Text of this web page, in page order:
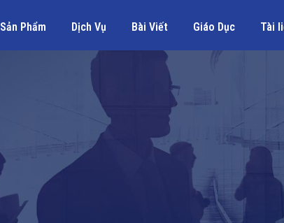
Sản Phẩm Dịch Vụ Bài Viết Giáo Dục Tài